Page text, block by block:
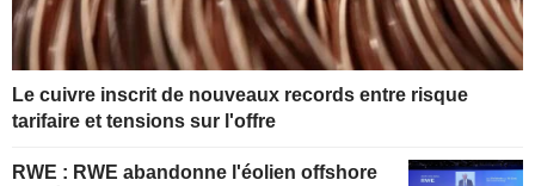
Le cuivre inscrit de nouveaux records entre risque
tarifaire et tensions sur l'offre
RWE : RWE abandonne l'éolien offshore